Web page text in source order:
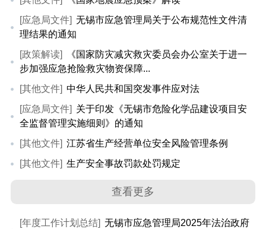
[应急局文件] 无锡市应急管理局关于公布规范性文件清
理结果的通知
[政策解读]
《国家防灾减灾救灾委员会办公室关于进一
步加强应急抢险救灾物资保障...
[其他文件] 中华人民共和国突发事件应对法
[应急局文件] 关于印发《无锡市危险化学品建设项目安
全监督管理实施细则》的通知
[其他文件] 江苏省生产经营单位安全风险管理条例
[其他文件] 生产安全事故罚款处罚规定
查看更多
[年度工作计划总结] 无锡市应急管理局2025年法治政府